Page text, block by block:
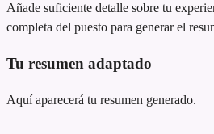
Añade suficiente detalle sobre tu
completa del puesto para generar el
Tu resumen adaptado
Aquí aparecerá tu resumen generado.